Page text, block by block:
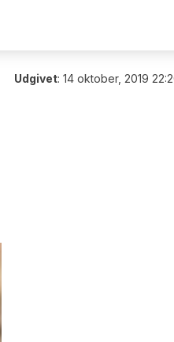
Udgivet: 14 oktober, 2019